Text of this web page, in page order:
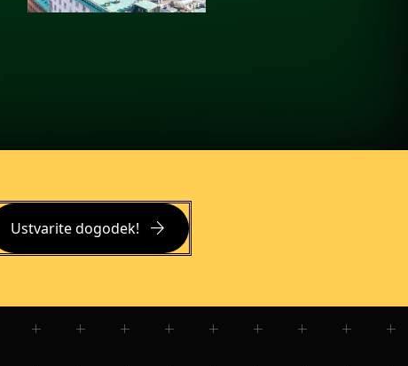
Ustvarite dogodek! arrow_forward